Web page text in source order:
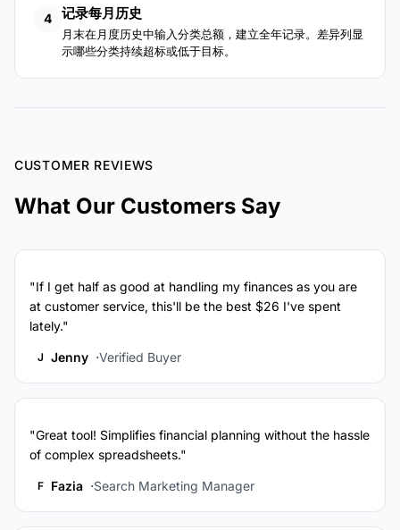
4 记录每月历史
月末在月度历史中输入分类总额，建立全年记录。差异列显
示哪些分类持续超标或低于目标。
CUSTOMER REVIEWS
What Our Customers Say
"If I get half as good at handling my finances as you are
at customer service, this'll be the best $26 I've spent
lately."
J Jenny Verified Buyer
"Great tool! Simplifies financial planning without the hassle
of complex spreadsheets."
F Fazia Search Marketing Manager